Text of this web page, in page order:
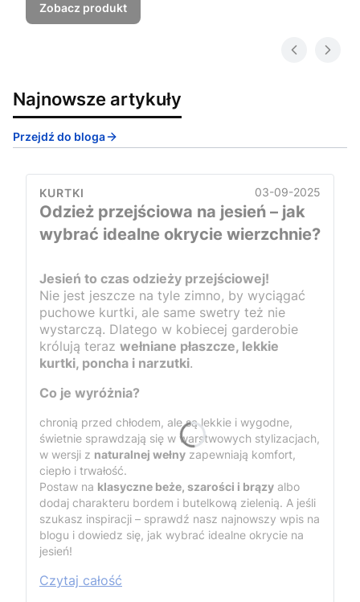
Zobacz produkt
Najnowsze artykuły
Przejdź do bloga
KURTKI 03-09-2025
Odzież przejściowa na jesień – jak
wybrać idealne okrycie wierzchnie?
Jesień to czas odzieży przejściowej!
Nie jest jeszcze na tyle zimno, by wyciągać
puchowe kurtki, ale same swetry też nie
wystarczą. Dlatego w kobiecej garderobie
królują teraz wełniane płaszcze, lekkie
kurtki, poncha i narzutki.
Co je wyróżnia?
chronią przed chłodem, ale są lekkie i wygodne,
świetnie sprawdzają się w warstwowych stylizacjach,
w wersji z naturalnej wełny zapewniają komfort,
ciepło i trwałość.
Postaw na klasyczne beże, szarości i brązy albo
dodaj charakteru bordem i butelkową zielenią. A jeśli
szukasz inspiracji – sprawdź nasz najnowszy wpis na
blogu i dowiedz się, jak wybrać idealne okrycie na
jesień!
Czytaj całość